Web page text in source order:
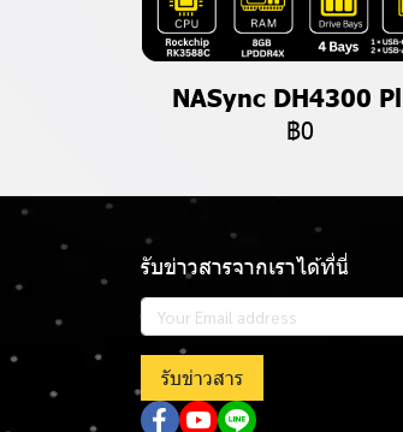
NASync DH4300
฿0
รับข่าวสารจากเราได้ที่นี่
รับข่าวสาร